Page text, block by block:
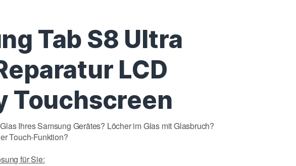
Tab S8 Ultra
LCD
Touchscreen
Ihres Samsung Gerätes? Löcher im Glas mit Glasbruch?
Touch-Funktion?
für Sie: